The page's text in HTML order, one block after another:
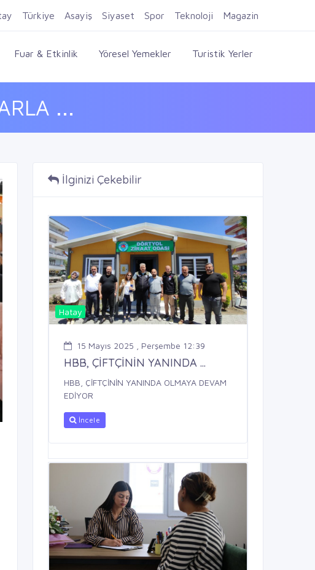
Firma Ekle Kayıt Ol Giriş Yap
Fuar & Etkinlik Yöresel Yemekler Turistik Yerler
...
Türkiye Asayiş Siyaset Spor Teknoloji Magazin
İlginizi Çekebilir
Hatay
15 Mayıs 2025 , Perşembe 12:39
HBB, ÇİFTÇİNİN YANINDA ...
HBB, ÇİFTÇİNİN YANINDA OLMAYA DEVAM
EDİYOR
İncele